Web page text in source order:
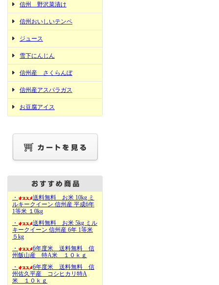
信州 野沢菜漬け
信州おいしいテンペ
ジュース
雪下にんじん
信州産 さくらんぼ
信州産アスパラガス
お豆腐アイス
・
送料無料 お米 10kg ミ
ルキークイーン 信州産 平成6年
1等米 １0kg
・
送料無料 お米 5kg ミル
キークイーン 信州産 6年 1等米
５kg
・
6年度米 送料無料 信
州飯山産 特A米 １０ｋｇ
・
6年度米 送料無料 信
州佐久平産 コシヒカリ特A
米 １０ｋｇ